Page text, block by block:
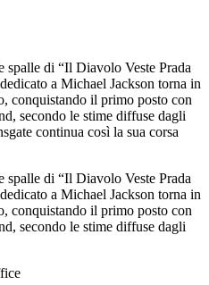
spalle di “Il Diavolo Veste Prada
a Michael Jackson torna in
conquistando il primo posto con
secondo le stime diffuse dagli
continua così la sua corsa
spalle di “Il Diavolo Veste Prada
a Michael Jackson torna in
conquistando il primo posto con
secondo le stime diffuse dagli